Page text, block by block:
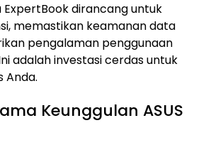
dirancang untuk
memastikan keamanan data
pengalaman penggunaan
adalah investasi cerdas untuk
Anda.
Keunggulan ASUS